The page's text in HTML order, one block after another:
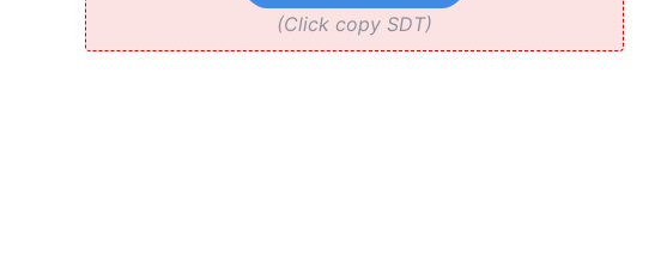
(Click copy SDT)